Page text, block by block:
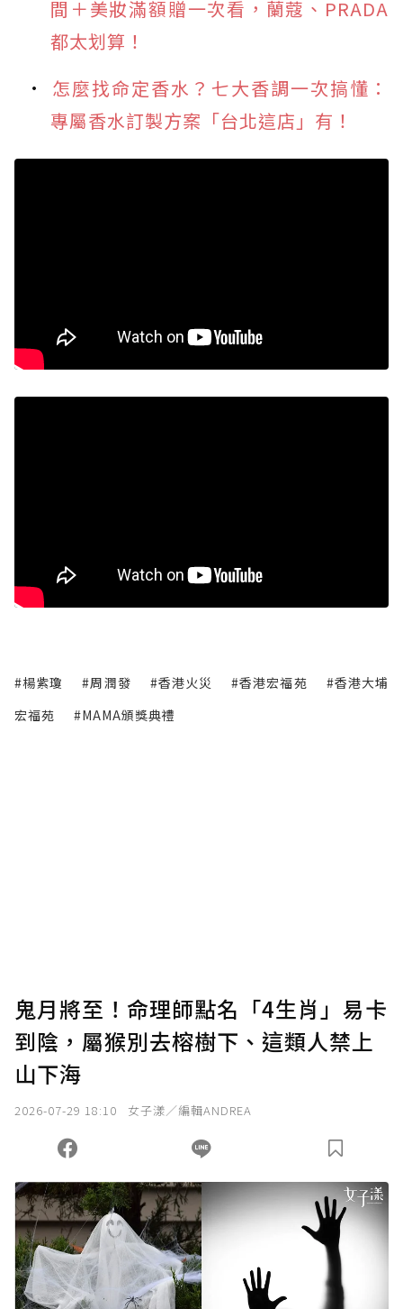
間＋美妝滿額贈一次看，蘭蔻、PRADA
都太划算！
怎麼找命定香水？七大香調一次搞懂：
專屬香水訂製方案「台北這店」有！
#楊紫瓊 #周潤發 #香港火災 #香港宏福苑
#香港大埔
宏福苑
#MAMA頒獎典禮
鬼月將至！命理師點名「4生肖」易卡
到陰，屬猴別去榕樹下、這類人禁上
山下海
2026-07-29 18:10 女子漾／編輯ANDREA